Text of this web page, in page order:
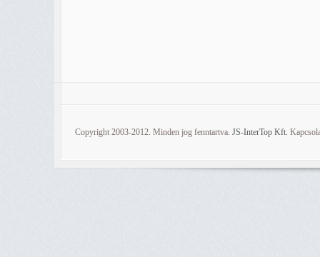
Copyright 2003-2012. Minden jog fenntartva. JS-InterTop Kft.